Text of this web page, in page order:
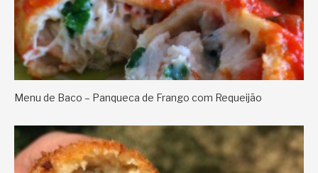
Menu de Baco – Panqueca de Frango com Requeijão